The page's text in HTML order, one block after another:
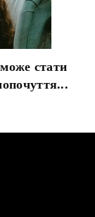
стати